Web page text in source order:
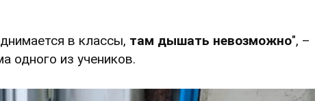
в классы, там дышать невозможно", –
одного из учеников.